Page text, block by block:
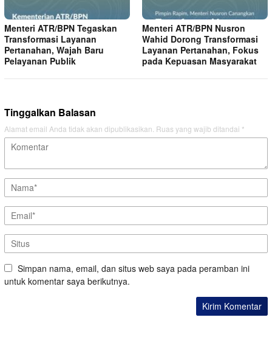
Menteri ATR/BPN Tegaskan
Transformasi Layanan
Pertanahan, Wajah Baru
Pelayanan Publik
Menteri ATR/BPN Nusron
Wahid Dorong Transformasi
Layanan Pertanahan, Fokus
pada Kepuasan Masyarakat
Tinggalkan Balasan
Alamat email Anda tidak akan dipublikasikan. Ruas yang wajib ditandai *
Simpan nama, email, dan situs web saya pada peramban ini
untuk komentar saya berikutnya.